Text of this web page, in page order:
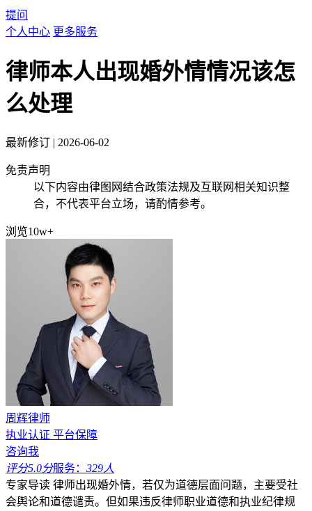
提问
个人中心 更多服务
律师本人出现婚外情情况该怎
么处理
最新修订 | 2026-06-02
免责声明
以下内容由律图网结合政策法规及互联网相关知识整
合，不代表平台立场，请酌情参考。
浏览10w+
周辉律师
执业认证 平台保障
咨询我
评分5.0分服务： 329人
专家导读 律师出现婚外情，若仅为道德层面问题，主要受社
会舆论和道德谴责。但如果违反律师职业道德和执业纪律规